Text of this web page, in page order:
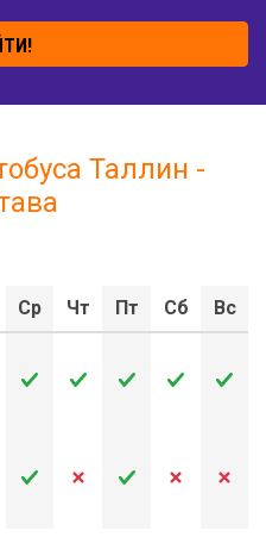
Таллин -
Ср Чт Пт Сб Вс